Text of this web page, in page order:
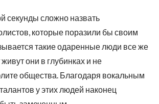
секунды сложно назвать
которые поразили бы своим
такие одаренные люди все же
живут они в глубинках и не
общества. Благодаря вокальным
у этих людей наконец